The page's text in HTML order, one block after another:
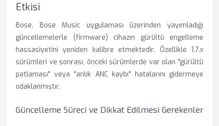
Etkisi
Bose, Bose Music uygulaması üzerinden yayımladığı
güncellemelerle (firmware) cihazın gürültü engelleme
hassasiyetini yeniden kalibre etmektedir. Özellikle 1.7.x
sürümleri ve sonrası, önceki sürümlerde var olan "gürültü
patlaması" veya "anlık ANC kaybı" hatalarını gidermeye
odaklanmıştır.
Güncelleme Süreci ve Dikkat Edilmesi Gerekenler